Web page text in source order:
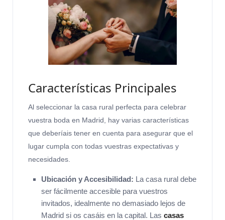
Características Principales
Al seleccionar la casa rural perfecta para celebrar
vuestra boda en Madrid, hay varias características
que deberíais tener en cuenta para asegurar que el
lugar cumpla con todas vuestras expectativas y
necesidades.
Ubicación y Accesibilidad: La casa rural debe
ser fácilmente accesible para vuestros
invitados, idealmente no demasiado lejos de
Madrid si os casáis en la capital. Las casas